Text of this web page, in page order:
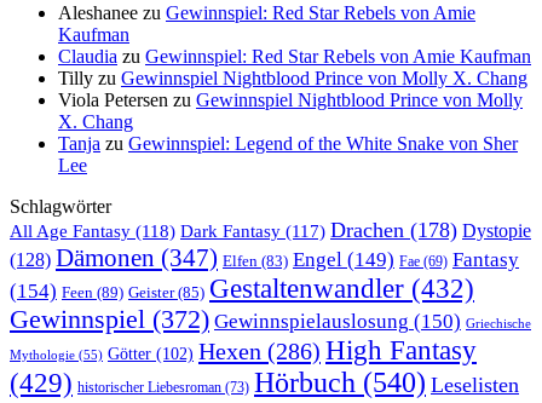
Aleshanee zu Gewinnspiel: Red Star Rebels von Amie
Kaufman
Claudia zu Gewinnspiel: Red Star Rebels von Amie Kaufman
Tilly zu Gewinnspiel Nightblood Prince von Molly X. Chang
Viola Petersen zu Gewinnspiel Nightblood Prince von Molly
X. Chang
Tanja zu Gewinnspiel: Legend of the White Snake von Sher
Lee
Schlagwörter
All Age Fantasy (118) Dark Fantasy (117) Drachen (178) Dystopie
(128) Dämonen (347) Elfen (83) Engel (149) Fae (69) Fantasy
(154) Feen (89) Geister(85) Gestaltenwandler (432)
Gewinnspiel (372) Gewinnspielauslosung (150) Griechische
Mythologie (55) Götter (102) Hexen (286) High Fantasy
(429) historischer Liebesroman (73) Hörbuch (540) Leselisten